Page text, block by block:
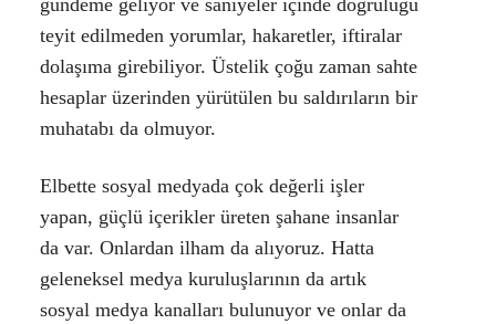
gündeme geliyor ve saniyeler içinde doğruluğu
teyit edilmeden yorumlar, hakaretler, iftiralar
dolaşıma girebiliyor. Üstelik çoğu zaman sahte
hesaplar üzerinden yürütülen bu saldırıların bir
muhatabı da olmuyor.
Elbette sosyal medyada çok değerli işler
yapan, güçlü içerikler üreten şahane insanlar
da var. Onlardan ilham da alıyoruz. Hatta
geleneksel medya kuruluşlarının da artık
sosyal medya kanalları bulunuyor ve onlar da